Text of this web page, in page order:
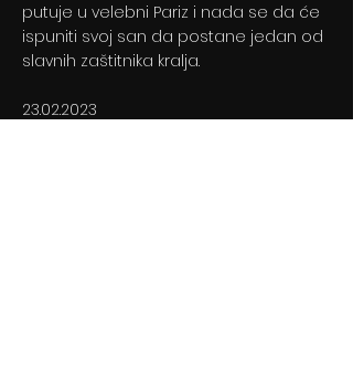
putuje u velebni Pariz i nada se da će
ispuniti svoj san da postane jedan od
slavnih zaštitnika kralja.
23.02.2023